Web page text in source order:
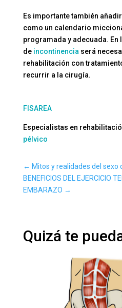
Es importante también
como un calendario
programada y adecuada.
de incontinenciaserá
rehabilitación con
recurrir a la cirugía.
FISAREA
Especialistas en
pélvico
← Mitos y realidades del
BENEFICIOS DEL EJERCICIO
EMBARAZO →
Quizá te